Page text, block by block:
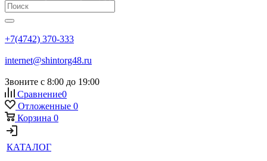
+7(4742) 370-333
internet@shintorg48.ru
Звоните с 8:00 до 19:00
Сравнение0
Отложенные 0
Корзина 0
КАТАЛОГ